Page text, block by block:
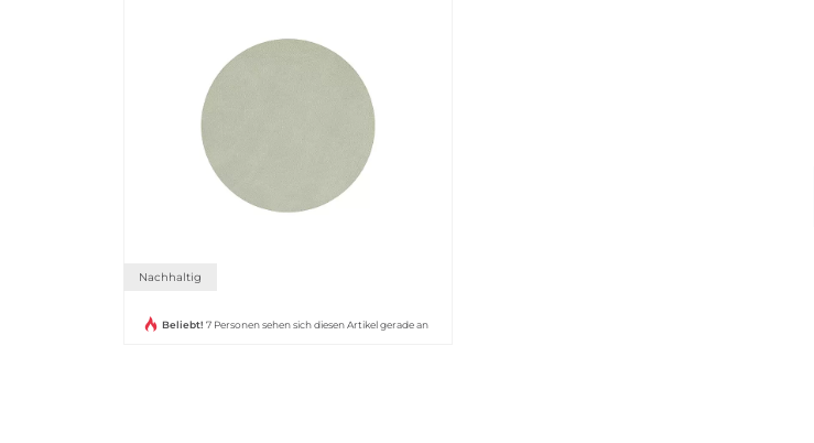
Nachhaltig
Beliebt! 7 Personen sehen sich diesen Artikel gerade an